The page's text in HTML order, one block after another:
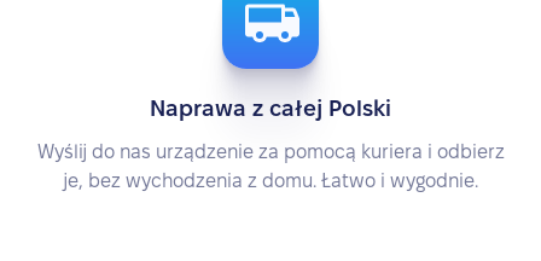
Naprawa z całej Polski
Wyślij do nas urządzenie za pomocą kuriera i odbierz
je, bez wychodzenia z domu. Łatwo i wygodnie.